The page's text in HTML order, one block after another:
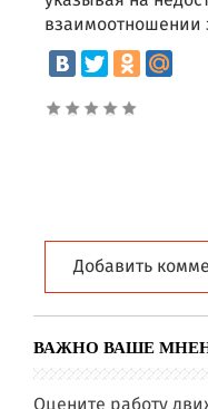
Добавить
ВАЖНО ВАШЕ